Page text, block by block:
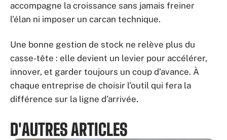
accompagne la croissance sans jamais freiner
l’élan ni imposer un carcan technique.
Une bonne gestion de stock ne relève plus du
casse-tête : elle devient un levier pour accélérer,
innover, et garder toujours un coup d’avance. À
chaque entreprise de choisir l’outil qui fera la
différence sur la ligne d’arrivée.
D'AUTRES ARTICLES